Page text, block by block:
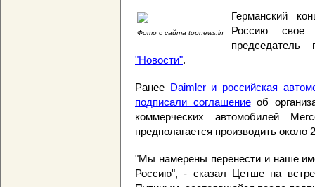
Фото с сайта topnews.in
Германский
Россию свое
"Новости".
Ранее Daimler и российская
подписали соглашениеоб
коммерческих автомобилей
предполагается производить около
"Мы намерены перенести и наше
Россию", - сказал Цетше на